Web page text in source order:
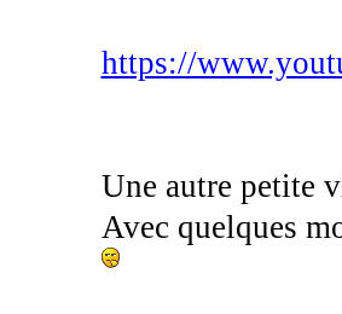
https://
Une autre petite
Avec quelques